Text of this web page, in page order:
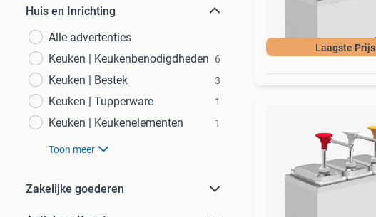
Huis en Inrichting
Alle advertenties
Keuken | Keukenbenodigdheden
6
Keuken | Bestek 3
Keuken | Tupperware 1
Keuken | Keukenelementen 1
Toon meer
Zakelijke goederen
Laagste Prijs